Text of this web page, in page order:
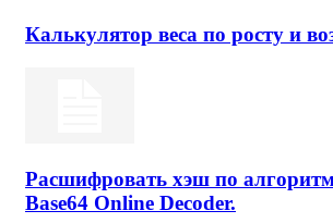
Калькулятор веса по росту и
Расшифровать хэш по
Base64 Online Decoder.